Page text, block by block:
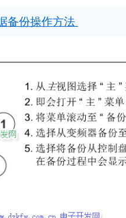
备份操作方法